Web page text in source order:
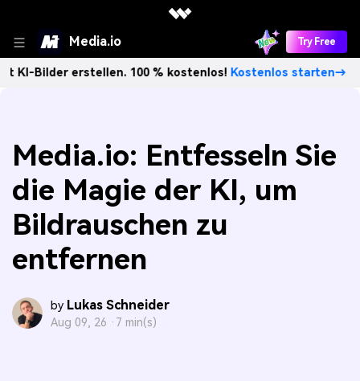
Media.io Try Free
erstellen. 100 % kostenlos!Kostenlos starten→
Media.io: Entfesseln Sie
die Magie der KI, um
Bildrauschen zu
entfernen
by Lukas Schneider
Aug 09, 26 · 7 min(s)